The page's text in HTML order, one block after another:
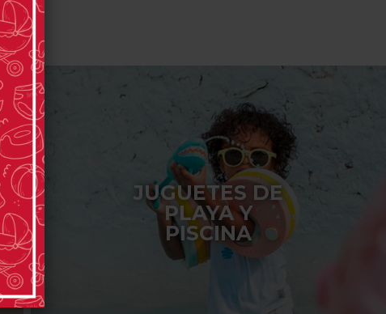
JUGUETES DE
PLAYA Y
PISCINA